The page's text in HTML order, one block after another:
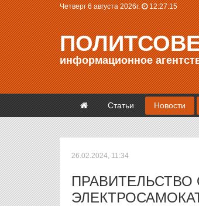
Четверг 6 августа 2026г. 12:27:16
информационное
Статьи Новости
26.02.2024, 11:34